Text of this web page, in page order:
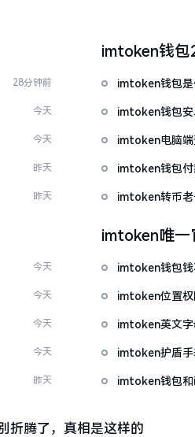
28分钟前
今天
今天
昨天
昨天
imtoken钱包
imtoken钱包是
imtoken钱包安
imtoken电脑端
imtoken钱包付
imtoken转币老
今天
今天
今天
今天
昨天
imtoken唯一
imtoken钱包钱
imtoken位置权
imtoken英文字
imtoken护盾手
imtoken钱包
折腾了，真相是这样的